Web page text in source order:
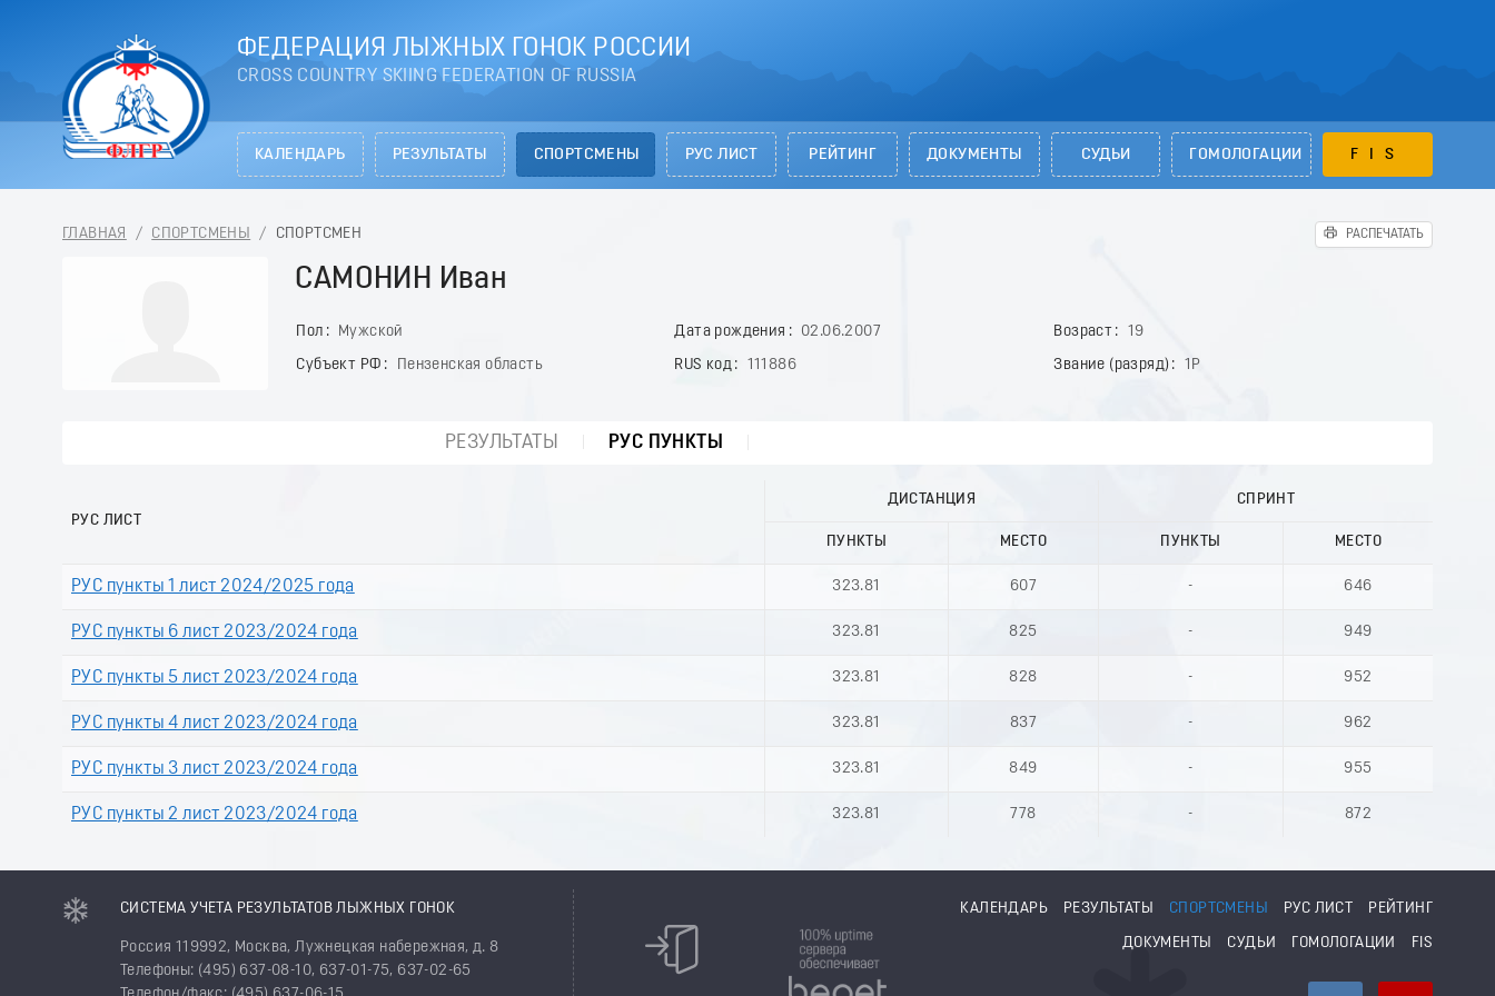
ФЕДЕРАЦИЯ ЛЫЖНЫХ ГОНОК РОССИИ
CROSS COUNTRY SKIING FEDERATION OF RUSSIA
КАЛЕНДАРЬ РЕЗУЛЬТАТЫ СПОРТСМЕНЫ РУС ЛИСТ РЕЙТИНГ ДОКУМЕНТЫ СУДЬИ ГОМОЛОГАЦИИ FIS
ГЛАВНАЯ / СПОРТСМЕНЫ / СПОРТСМЕН РАСПЕЧАТАТЬ
САМОНИН Иван
Пол Мужской Дата рождения 02.06.2007 Возраст
19
Субъект РФ
Пензенская область RUS код 111886 Звание (разряд) 1Р
РЕЗУЛЬТАТЫ РУС ПУНКТЫ
РУС ЛИСТ
ДИСТАНЦИЯ СПРИНТ
ПУНКТЫ МЕСТО ПУНКТЫ МЕСТО
РУС пункты 1 лист 2024/2025 года 323.81 607 - 646
РУС пункты 6 лист 2023/2024 года 323.81 825 - 949
РУС пункты 5 лист 2023/2024 года 323.81 828 - 952
РУС пункты 4 лист 2023/2024 года 323.81 837 - 962
РУС пункты 3 лист 2023/2024 года 323.81 849 - 955
РУС пункты 2 лист 2023/2024 года 323.81 778 - 872
СИСТЕМА УЧЕТА РЕЗУЛЬТАТОВ ЛЫЖНЫХ ГОНОК
Россия 119992, Москва, Лужнецкая набережная, д. 8
Телефоны: (495) 637-08-10, 637-01-75, 637-02-65
КАЛЕНДАРЬ РЕЗУЛЬТАТЫ СПОРТСМЕНЫ РУС ЛИСТ РЕЙТИНГ
ДОКУМЕНТЫ СУДЬИ ГОМОЛОГАЦИИ FIS